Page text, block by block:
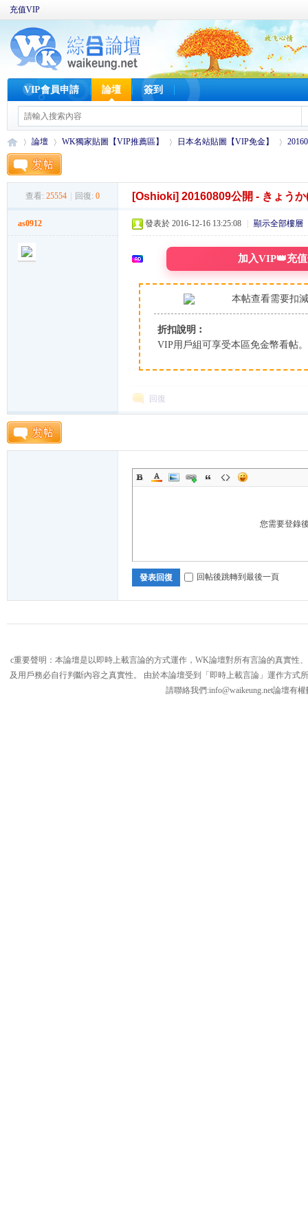
充值VIP
VIP會員申請 論壇 簽到
論壇
›
WK獨家貼圖【VIP推薦區】
›
日本名站貼圖【VIP免金】
›
查看: 25554 回復: 0 [Oshioki] 20160809公開 - きょう
as0912 發表於 2016-12-16 13:25:08 顯示全部樓層
加入VIP👑充
本帖查看需要扣
折扣說明︰
VIP用戶組可享受本區免金幣看帖
回復
您需要登錄
發表回復 回帖後跳轉到最後一頁
c重要聲明：本論壇是以即時上載言論的方式運作，WK論壇對所有言論的真實
及用戶務必自行判斷內容之真實性。 由於本論壇受到「即時上載言論」運作方
請聯絡我們:info@waikeung.net論壇有